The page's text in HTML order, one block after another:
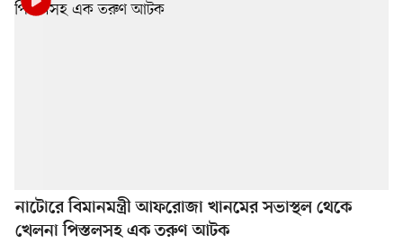
নাটোরে বিমানমন্ত্রী আফরোজা খানমের সভাস্থল থেকে
খেলনা পিস্তলসহ এক তরুণ আটক